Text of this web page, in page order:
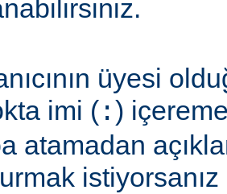
üyesi
imi ( :)
atamadan